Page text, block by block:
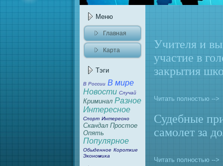
Меню
Главнaя
Карта
Тэги
В России В мире
Новости Случай
Криминaл Разное
Интересное
Спорт Интересно
Скандал Простое
Опять
Популярное
Обыденное Короткие
Экономика
Учителя и
участие в
закрытия
Читать полностью -->
Судебные
caмолет за
Читать полностью -->